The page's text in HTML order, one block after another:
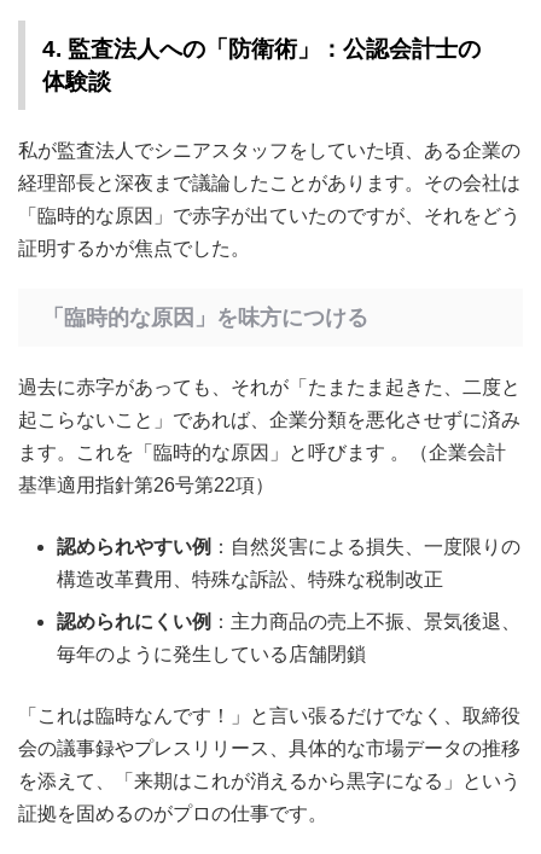
4. 監査法人への「防衛術」：公認会計士の
体験談
私が監査法人でシニアスタッフをしていた頃、ある企業の
経理部長と深夜まで議論したことがあります。その会社は
「臨時的な原因」で赤字が出ていたのですが、それをどう
証明するかが焦点でした。
「臨時的な原因」を味方につける
過去に赤字があっても、それが「たまたま起きた、二度と
起こらないこと」であれば、企業分類を悪化させずに済み
ます。これを「臨時的な原因」と呼びます 。（企業会計
基準適用指針第26号第22項）
認められやすい例 ：自然災害による損失、一度限りの
構造改革費用、特殊な訴訟、特殊な税制改正
認められにくい例 ：主力商品の売上不振、景気後退、
毎年のように発生している店舗閉鎖
「これは臨時なんです！」と言い張るだけでなく、取締役
会の議事録やプレスリリース、具体的な市場データの推移
を添えて、「来期はこれが消えるから黒字になる」という
証拠を固めるのがプロの仕事です。